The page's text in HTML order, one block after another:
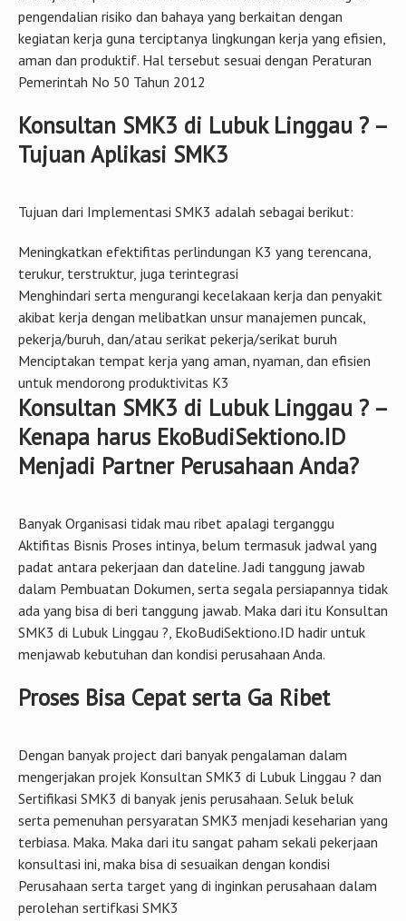
pengendalian risiko dan bahaya yang berkaitan dengan
kegiatan kerja guna terciptanya lingkungan kerja yang efisien,
aman dan produktif. Hal tersebut sesuai dengan Peraturan
Pemerintah No 50 Tahun 2012
Konsultan SMK3 di Lubuk Linggau ? –
Tujuan Aplikasi SMK3
Tujuan dari Implementasi SMK3 adalah sebagai berikut:
Meningkatkan efektifitas perlindungan K3 yang terencana,
terukur, terstruktur, juga terintegrasi
Menghindari serta mengurangi kecelakaan kerja dan penyakit
akibat kerja dengan melibatkan unsur manajemen puncak,
pekerja/buruh, dan/atau serikat pekerja/serikat buruh
Menciptakan tempat kerja yang aman, nyaman, dan efisien
untuk mendorong produktivitas K3
Konsultan SMK3 di Lubuk Linggau ? –
Kenapa harus EkoBudiSektiono.ID
Menjadi Partner Perusahaan Anda?
Banyak Organisasi tidak mau ribet apalagi terganggu
Aktifitas Bisnis Proses intinya, belum termasuk jadwal yang
padat antara pekerjaan dan dateline. Jadi tanggung jawab
dalam Pembuatan Dokumen, serta segala persiapannya tidak
ada yang bisa di beri tanggung jawab. Maka dari itu Konsultan
SMK3 di Lubuk Linggau ?, EkoBudiSektiono.ID hadir untuk
menjawab kebutuhan dan kondisi perusahaan Anda.
Proses Bisa Cepat serta Ga Ribet
Dengan banyak project dari banyak pengalaman dalam
mengerjakan projek Konsultan SMK3 di Lubuk Linggau ? dan
Sertifikasi SMK3 di banyak jenis perusahaan. Seluk beluk
serta pemenuhan persyaratan SMK3 menjadi keseharian yang
terbiasa. Maka. Maka dari itu sangat paham sekali pekerjaan
konsultasi ini, maka bisa di sesuaikan dengan kondisi
Perusahaan serta target yang di inginkan perusahaan dalam
perolehan sertifkasi SMK3